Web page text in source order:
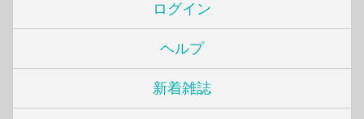
ログイン
ヘルプ
新着雑誌